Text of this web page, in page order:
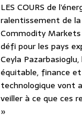
LES COURS de
ralentissement de la
Commodity
défi pour les pays
Ceyla
équitable, finance
technologique vont
veiller à ce que ces
»